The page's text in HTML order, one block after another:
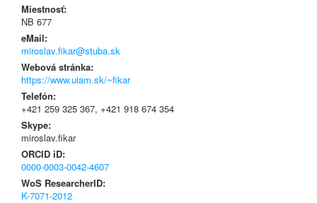
Miestnosť:
NB 677
eMail:
miroslav.fikar@stuba.sk
Webová stránka:
https://www.uiam.sk/~fikar
Telefón:
+421 259 325 367, +421 918 674 354
Skype:
miroslav.fikar
ORCID iD:
0000-0003-0042-4607
WoS ResearcherID:
K-7071-2012